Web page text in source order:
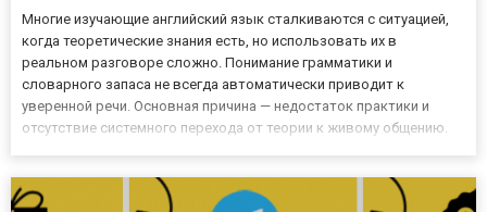
Многие изучающие английский язык сталкиваются с ситуацией,
когда теоретические знания есть, но использовать их в
реальном разговоре сложно. Понимание грамматики и
словарного запаса не всегда автоматически приводит к
уверенной речи. Основная причина — недостаток практики и
отсутствие системного перехода от теории к живому общению.
межд...